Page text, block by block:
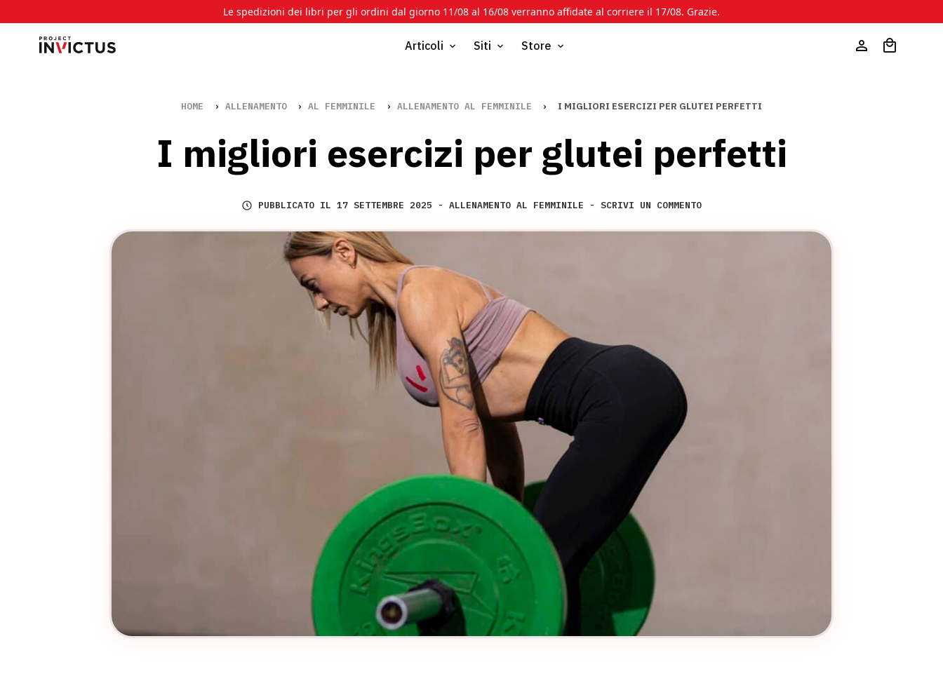
Le spedizioni dei libri per gli ordini dal giorno 11/08 al 16/08 verranno affidate al corriere il 17/08. Grazie.
Articoli Siti Store
HOME › ALLENAMENTO ›AL FEMMINILE › ALLENAMENTO AL FEMMINILE › I MIGLIORI ESERCIZI PER GLUTEI PERFETTI
I migliori esercizi per glutei perfetti
PUBBLICATO IL 17 SETTEMBRE 2025 - ALLENAMENTO AL FEMMINILE - SCRIVI UN COMMENTO